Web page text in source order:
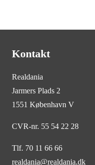
Kontakt
Realdania
Jarmers Plads 2
1551 København V
CVR-nr. 55 54 22 28
Tlf. 70 11 66 66
realdania@realdania.dk